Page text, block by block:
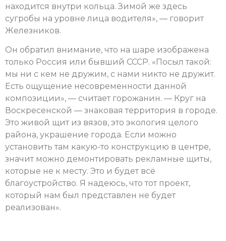
находится внутри кольца. Зимой же здесь
сугробы на уровне лица водителя», — говорит
Железников.
Он обратил внимание, что на шаре изображена
только Россия или бывший СССР. «Посыл такой:
мы ни с кем не дружим, с нами никто не дружит.
Есть ощущение несовременности данной
композиции», — считает горожанин. — Круг на
Воскресенской — знаковая территория в городе.
Это живой щит из вязов, это экология целого
района, украшение города. Если можно
установить там какую-то конструкцию в центре,
значит можно демонтировать рекламные щиты,
которые не к месту. Это и будет всё
благоустройство. Я надеюсь, что тот проект,
который нам был представлен не будет
реализован».